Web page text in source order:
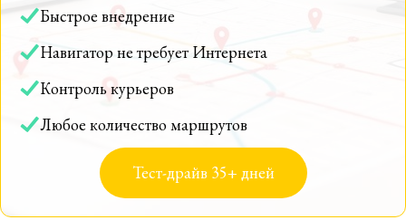
Быстрое внедрение
Навигатор не требует Интернета
Контроль курьеров
Любое количество маршрутов
Тест-драйв 35+ дней